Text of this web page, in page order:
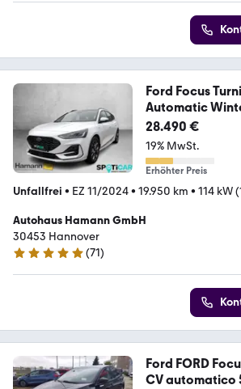
Ford Focus
Automatic
28.490 €
19% MwSt.
Erhöhter Preis
Unfallfrei • EZ 11/2024• 19.950 km • 114 kW
Autohaus Hamann GmbH
30453 Hannover
5 Sterne
(71)
Ford FORD
CV automatico